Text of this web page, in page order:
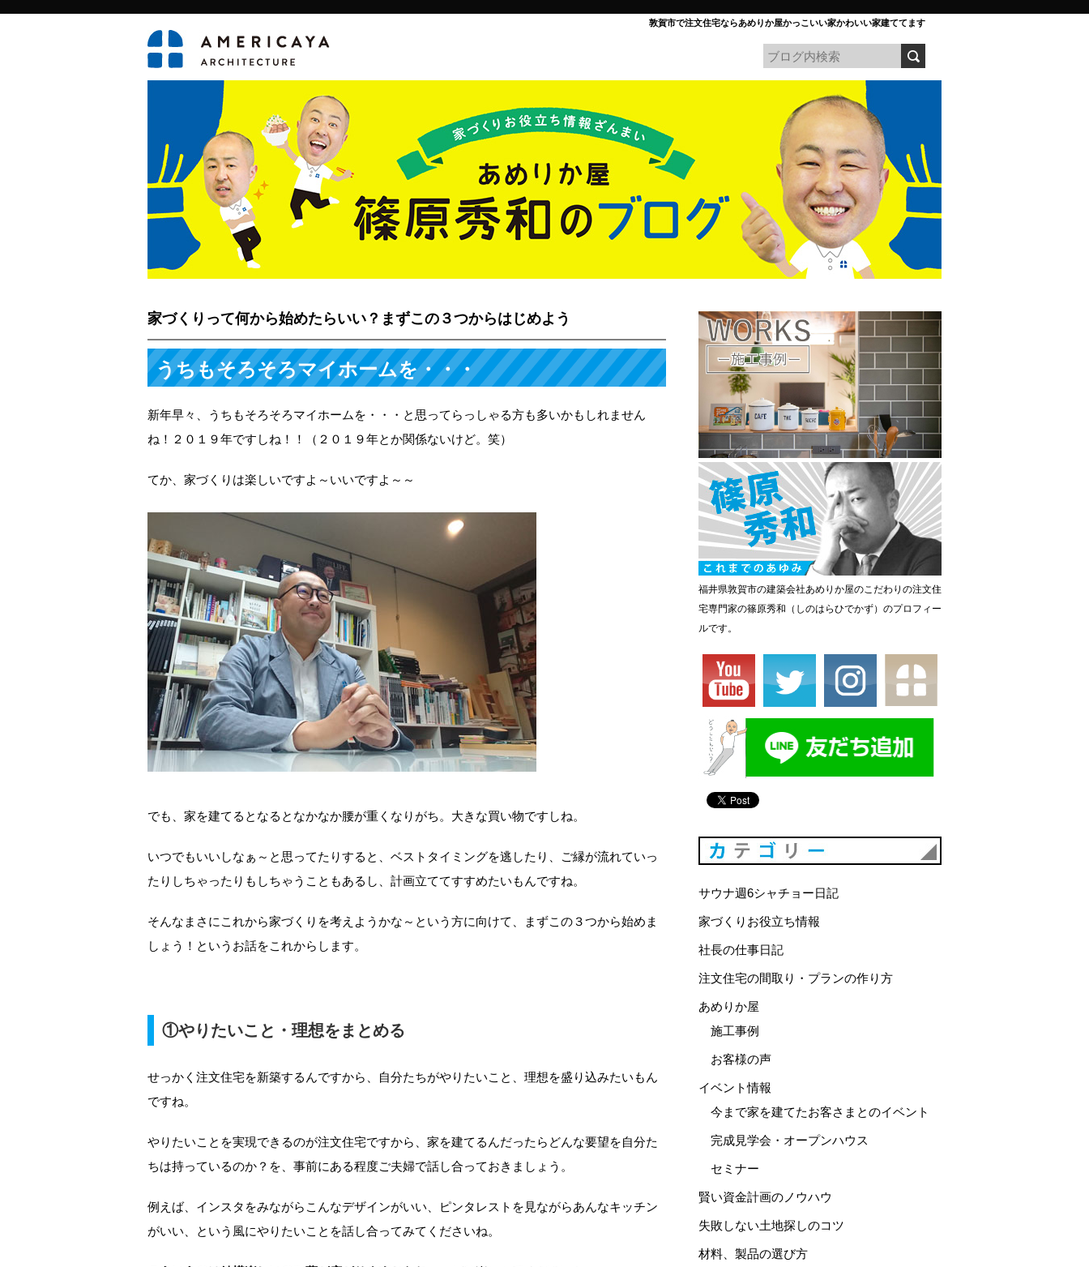
敦賀市で注文住宅ならあめりか屋かっこいい家かわいい家建ててます
家づくりって何から始めたらいい？まずこの３つからはじめよう
うちもそろそろマイホームを・・・
新年早々、うちもそろそろマイホームを・・・と思ってらっしゃる方も多いかもしれません
ね！２０１９年ですしね！！（２０１９年とか関係ないけど。笑）
てか、家づくりは楽しいですよ～いいですよ～～
でも、家を建てるとなるとなかなか腰が重くなりがち。大きな買い物ですしね。
いつでもいいしなぁ～と思ってたりすると、ベストタイミングを逃したり、ご縁が流れていっ
たりしちゃったりもしちゃうこともあるし、計画立ててすすめたいもんですね。
そんなまさにこれから家づくりを考えようかな～という方に向けて、まずこの３つから始めま
しょう！というお話をこれからします。
①やりたいこと・理想をまとめる
せっかく注文住宅を新築するんですから、自分たちがやりたいこと、理想を盛り込みたいもん
ですね。
やりたいことを実現できるのが注文住宅ですから、家を建てるんだったらどんな要望を自分た
ちは持っているのか？を、事前にある程度ご夫婦で話し合っておきましょう。
例えば、インスタをみながらこんなデザインがいい、ピンタレストを見ながらあんなキッチン
がいい、という風にやりたいことを話し合ってみてくださいね。
福井県敦賀市の建築会社あめりか屋のこだわりの注文住
宅専門家の篠原秀和（しのはらひでかず）のプロフィー
ルです。
サウナ週6シャチョー日記
家づくりお役立ち情報
社長の仕事日記
注文住宅の間取り・プランの作り方
あめりか屋
施工事例
お客様の声
イベント情報
今まで家を建てたお客さまとのイベント
完成見学会・オープンハウス
セミナー
賢い資金計画のノウハウ
失敗しない土地探しのコツ
材料、製品の選び方